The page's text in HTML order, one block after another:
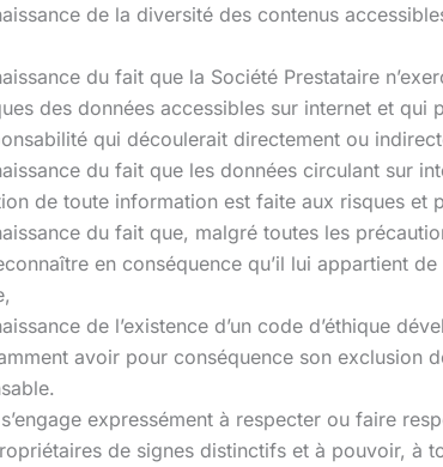
de la diversité des contenus
du fait que la Société Prestataire
des données accessibles sur internet et qui
qui découlerait directement ou
du fait que les données circulant sur
de toute information est faite aux risques et
du fait que, malgré toutes les
en conséquence qu’il lui appartient
de l’existence d’un code d’éthique
avoir pour conséquence son exclusion
s’engage expressément à respecter ou faire
de signes distinctifs et à pouvoir, à